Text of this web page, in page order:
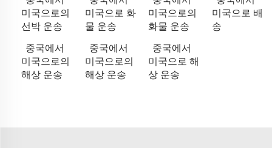
미국으로의
선박 운송
미국으로 화
물 운송
미국으로의
화물 운송
미국으로 배
송
중국에서
미국으로의
해상 운송
중국에서
미국으로의
해상 운송
중국에서
미국으로 해
상 운송